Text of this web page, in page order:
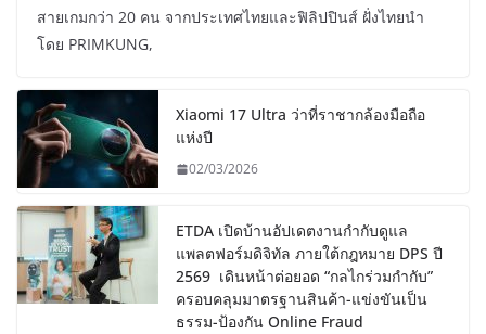
สายเกมกว่า 20 คน จากประเทศไทยและฟิลิปปินส์ ฝั่งไทยนำ
โดย PRIMKUNG,
Xiaomi 17 Ultra ว่าที่ราชากล้องมือถือ
แห่งปี
02/03/2026
ETDA เปิดบ้านอัปเดตงานกำกับดูแล
แพลตฟอร์มดิจิทัล ภายใต้กฎหมาย DPS ปี
2569 เดินหน้าต่อยอด “กลไกร่วมกำกับ”
ครอบคลุมมาตรฐานสินค้า-แข่งขันเป็น
ธรรม-ป้องกัน Online Fraud